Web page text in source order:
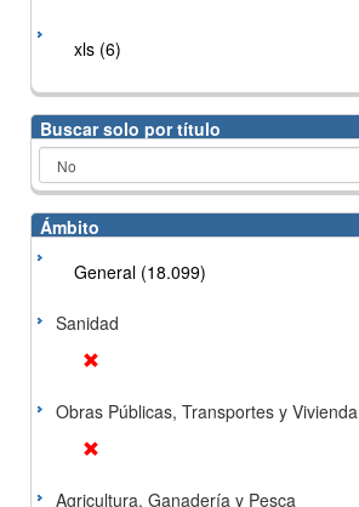
xls (6)
Buscar solo por título
Ámbito
General (18.099)
Sanidad
Obras Públicas, Transportes y Vivienda
Agricultura, Ganadería y Pesca